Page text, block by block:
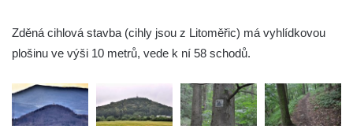
Rozhledna Špičák u České Lípy
Rozhledna Kaňk (Havířská bouda) u Kutné
Hory
Rozhledna Rumburak
Zděná cihlová stavba (cihly jsou z Litoměřic) má vyhlídkovou
plošinu ve výši 10 metrů, vede k ní 58 schodů.